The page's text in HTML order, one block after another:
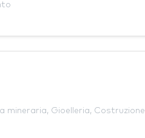
mineraria, Gioelleria, Costruzione